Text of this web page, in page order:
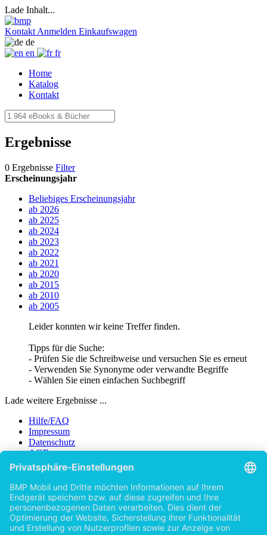
Lade Inhalt...
Kontakt Anmelden Einkaufswagen
de
en
fr
Home
Katalog
Kontakt
Ergebnisse
0 Ergebnisse Filter
Erscheinungsjahr
Beliebiges Erscheinungsjahr
ab 2026
ab 2025
ab 2024
ab 2023
ab 2022
ab 2021
ab 2020
ab 2015
ab 2010
ab 2005
Leider konnten wir keine Treffer finden.
Tipps für die Suche:
- Prüfen Sie die Schreibweise und versuchen Sie es erneut
- Verwenden Sie Synonyme oder verwandte Begriffe
- Wählen Sie einen einfachen Suchbegriff
Lade weitere Ergebnisse ...
Hilfe/FAQ
Impressum
Datenschutz
AGB
Vertrag widerrufen
Zur Desktop-Version
Copyright ©Imprint in der Bedey & Thoms Media GmbH
byOpen Publishing
Zurück
Erscheinungsjahr